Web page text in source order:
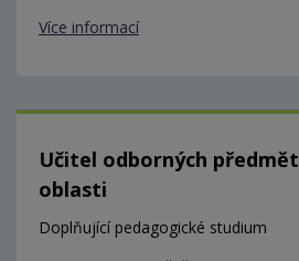
Více informací
Učitel odborných
oblasti
Doplňující pedagogické studium